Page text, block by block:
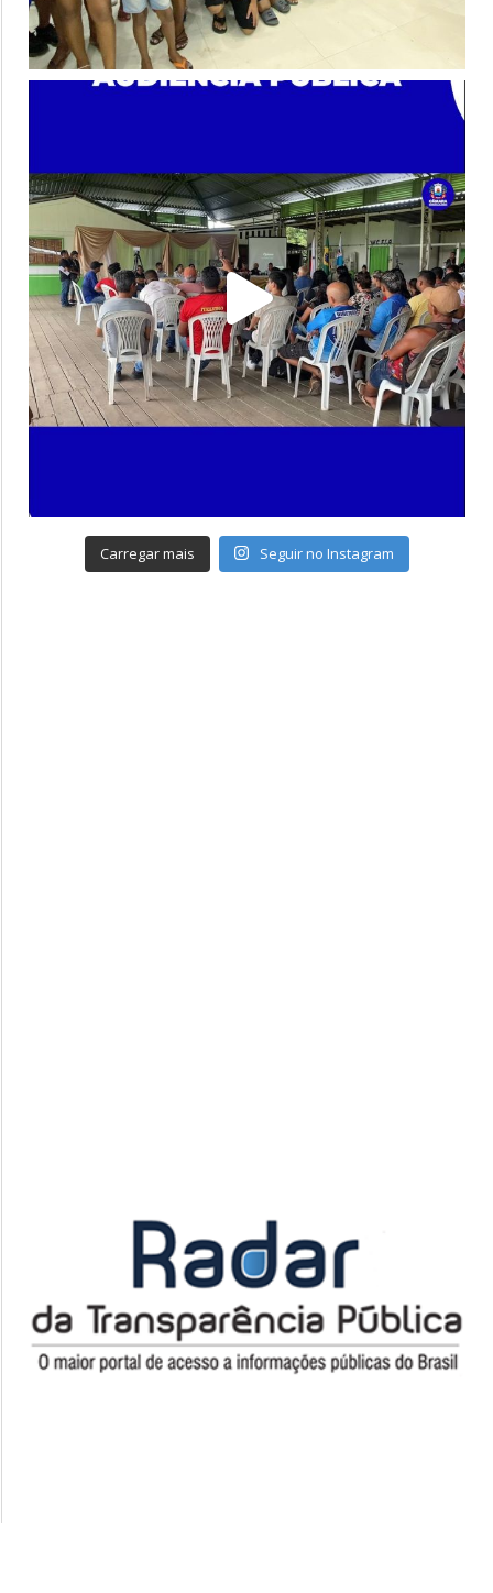
Carregar mais Seguir no Instagram